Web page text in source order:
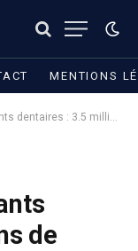
MENTIONS
millions de doses commandées
de